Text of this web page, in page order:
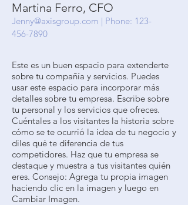
Martina Ferro, CFO
Jenny@axisgroup.com | Phone: 123-
456-7890
Este es un buen espacio para extenderte
sobre tu compañía y servicios. Puedes
usar este espacio para incorporar más
detalles sobre tu empresa. Escribe sobre
tu personal y los servicios que ofreces.
Cuéntales a los visitantes la historia sobre
cómo se te ocurrió la idea de tu negocio y
diles qué te diferencia de tus
competidores. Haz que tu empresa se
destaque y muestra a tus visitantes quién
eres. Consejo: Agrega tu propia imagen
haciendo clic en la imagen y luego en
Cambiar Imagen.